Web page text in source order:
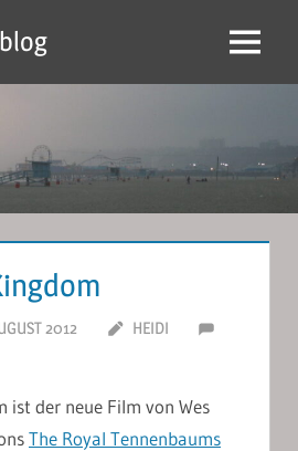
Menu
2012
HEIDI
ist der neue Film von Wes
The Royal Tennenbaums